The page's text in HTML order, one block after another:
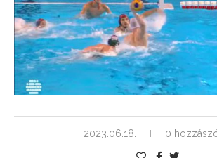
2023.06.18. 0